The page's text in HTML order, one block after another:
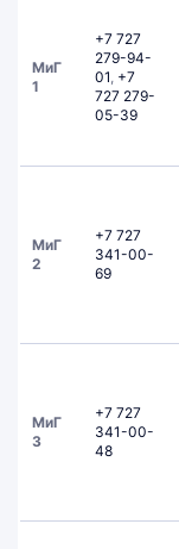
МиГ
1
+7 727
279-94-
01, +7
727 279-
05-39
МиГ
2
+7 727
341-00-
69
МиГ
3
+7 727
341-00-
48